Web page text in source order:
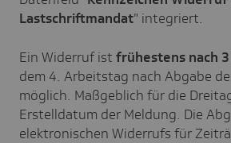
Lastschriftmandat" integriert.
Ein Widerruf ist frühestens nach 3
dem 4. Arbeitstag nach Abgabe
möglich. Maßgeblich für die
Erstelldatum der Meldung. Die
elektronischen Widerrufs für